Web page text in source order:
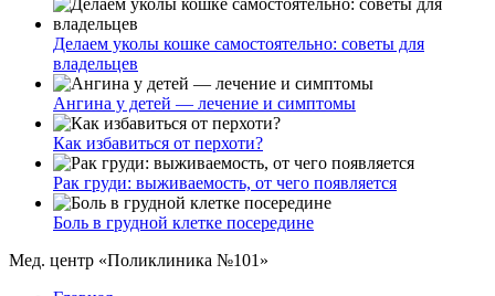
Делаем уколы кошке самостоятельно: советы для
владельцев
Ангина у детей — лечение и симптомы
Как избавиться от перхоти?
Рак груди: выживаемость, от чего появляется
Боль в грудной клетке посередине
Мед. центр «Поликлиника №101»